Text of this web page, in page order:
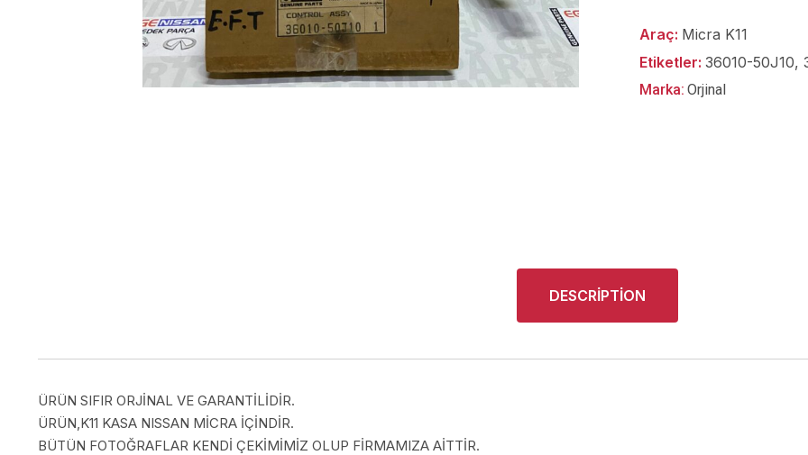
Araç: Micra K11
Etiketler: 36010-50J10,
Marka: Orjinal
DESCRIPTION
ÜRÜN SIFIR ORJİNAL VE GARANTİLİDİR.
ÜRÜN,K11 KASA NISSAN MİCRA İÇİNDİR.
BÜTÜN FOTOĞRAFLAR KENDİ ÇEKİMİMİZ OLUP FİRMAMIZA AİTTİR.